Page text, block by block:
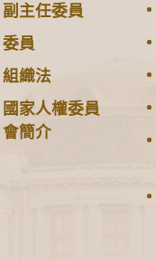
副主任委員
委員
組織法
國家人權委員
會簡介